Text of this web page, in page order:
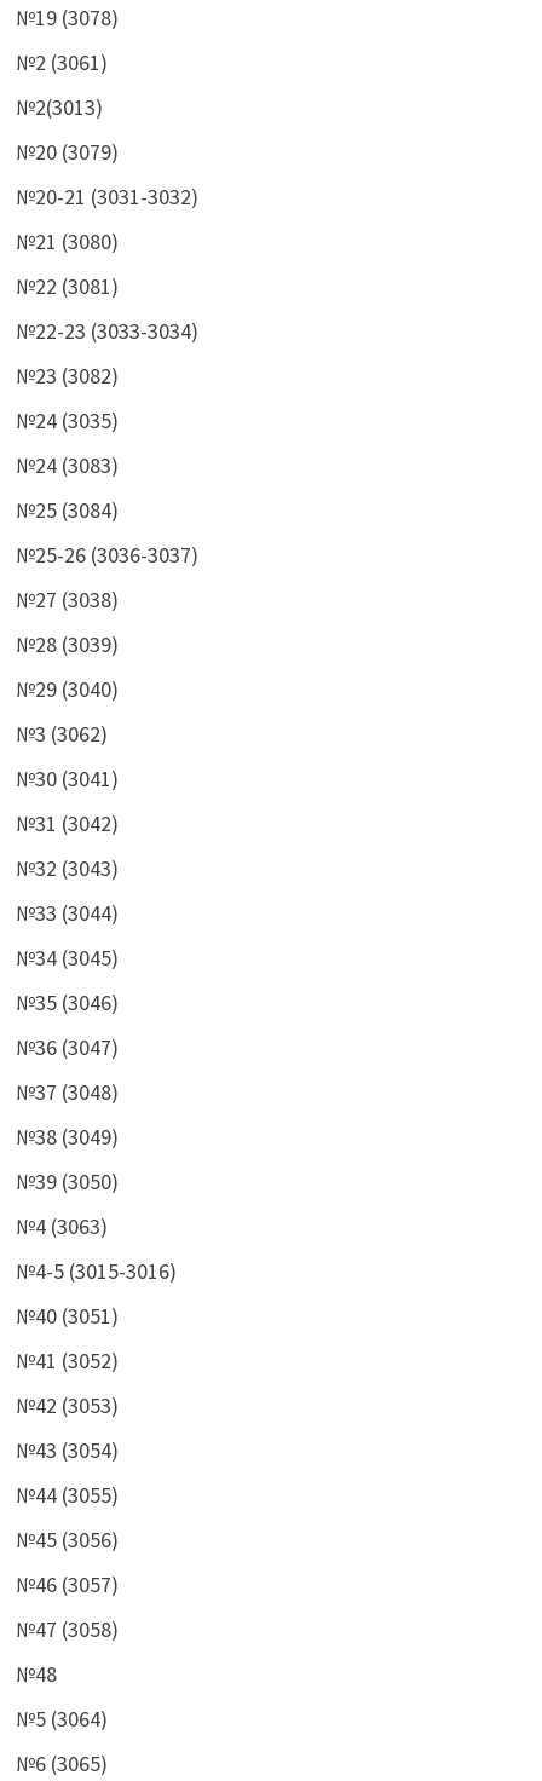
№19 (3078)
№2 (3061)
№2(3013)
№20 (3079)
№20-21 (3031-3032)
№21 (3080)
№22 (3081)
№22-23 (3033-3034)
№23 (3082)
№24 (3035)
№24 (3083)
№25 (3084)
№25-26 (3036-3037)
№27 (3038)
№28 (3039)
№29 (3040)
№3 (3062)
№30 (3041)
№31 (3042)
№32 (3043)
№33 (3044)
№34 (3045)
№35 (3046)
№36 (3047)
№37 (3048)
№38 (3049)
№39 (3050)
№4 (3063)
№4-5 (3015-3016)
№40 (3051)
№41 (3052)
№42 (3053)
№43 (3054)
№44 (3055)
№45 (3056)
№46 (3057)
№47 (3058)
№48
№5 (3064)
№6 (3065)